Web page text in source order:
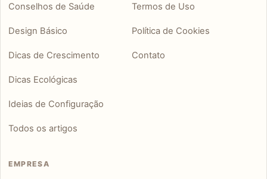
Conselhos de Saúde
Design Básico
Dicas de Crescimento
Dicas Ecológicas
Ideias de Configuração
Todos os artigos
Termos de Uso
Política de Cookies
Contato
EMPRESA